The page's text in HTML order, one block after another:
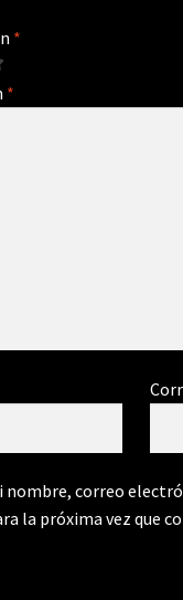
*
*
nombre, correo
la próxima vez que